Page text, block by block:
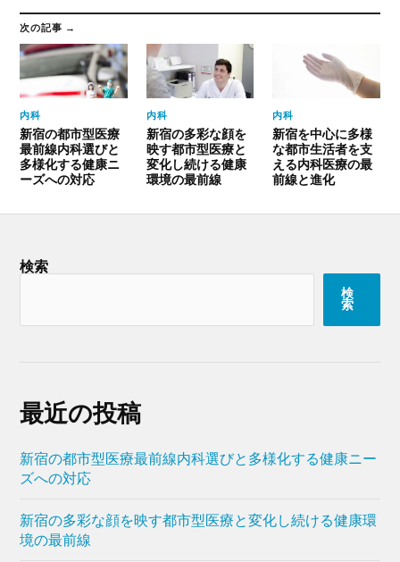
次の記事 →
内科
新宿の都市型医療
最前線内科選びと
多様化する健康ニ
ーズへの対応
内科
新宿の多彩な顔を
映す都市型医療と
変化し続ける健康
環境の最前線
内科
新宿を中心に多様
な都市生活者を支
える内科医療の最
前線と進化
検索
検
索
最近の投稿
新宿の都市型医療最前線内科選びと多様化する健康ニー
ズへの対応
新宿の多彩な顔を映す都市型医療と変化し続ける健康環
境の最前線